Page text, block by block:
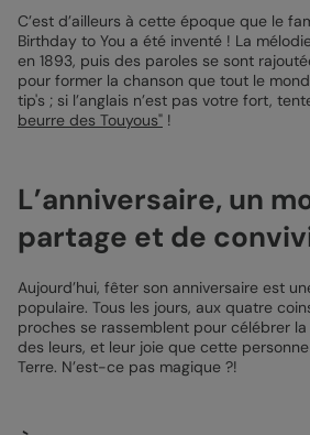
C’est d’ailleurs à cette époque que le
Birthday to You a été inventé ! La
en 1893, puis des paroles se sont
pour former la chanson que tout le
tip's ; si l’anglais n’est pas votre fort,
beurre des Touyous" !
L’anniversaire, un
partage et de
Aujourd’hui, fêter son anniversaire est
populaire. Tous les jours, aux quatre
proches se rassemblent pour célébrer la
des leurs, et leur joie que cette
Terre. N’est-ce pas magique ?!